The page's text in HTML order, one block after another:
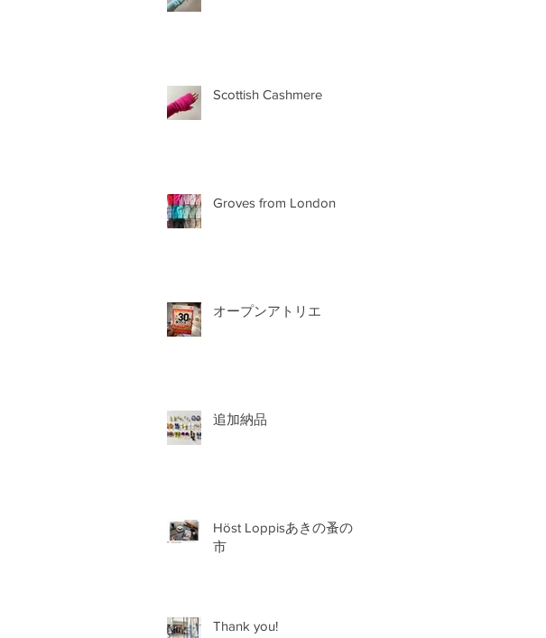
Scottish Cashmere
Groves from London
オープンアトリエ
追加納品
Höst Loppisあきの蚤の
市
Thank you!